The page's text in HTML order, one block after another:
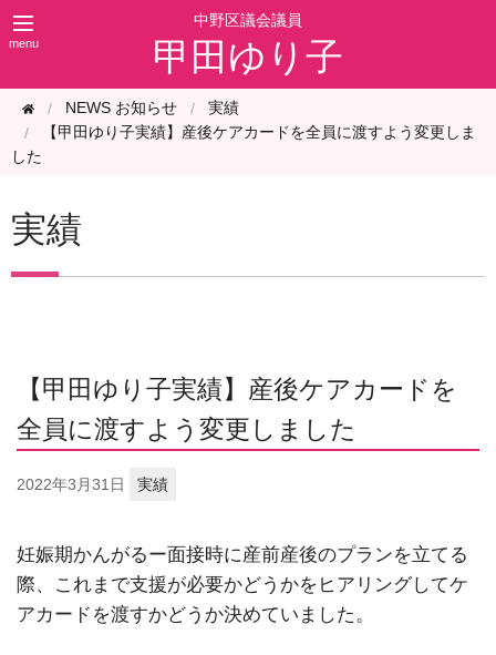
甲田ゆり子
NEWS お知らせ
実績
【甲田ゆり子実績】産後ケアカードを全員に渡すよう変更しま
した
実績
【甲田ゆり子実績】産後ケアカードを
全員に渡すよう変更しました
2022年3月31日 実績
妊娠期かんがるー面接時に産前産後のプランを立てる
際、これまで支援が必要かどうかをヒアリングしてケ
アカードを渡すかどうか決めていました。